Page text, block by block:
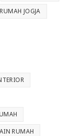
JOGJA
RUMAH